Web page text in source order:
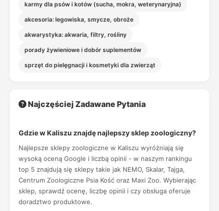
karmy dla psów i kotów (sucha, mokra, weterynaryjna)
akcesoria: legowiska, smycze, obroże
akwarystyka: akwaria, filtry, rośliny
porady żywieniowe i dobór suplementów
sprzęt do pielęgnacji i kosmetyki dla zwierząt
Najczęściej Zadawane Pytania
Gdzie w Kaliszu znajdę najlepszy sklep zoologiczny?
Najlepsze sklepy zoologiczne w Kaliszu wyróżniają się
wysoką oceną Google i liczbą opinii - w naszym rankingu
top 5 znajdują się sklepy takie jak NEMO, Skalar, Tajga,
Centrum Zoologiczne Psia Kość oraz Maxi Zoo. Wybierając
sklep, sprawdź ocenę, liczbę opinii i czy obsługa oferuje
doradztwo produktowe.